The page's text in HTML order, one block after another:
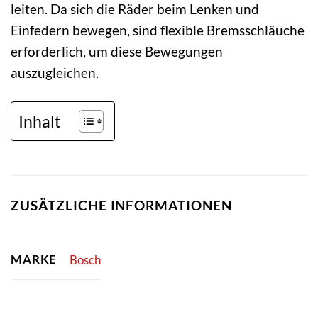
leiten. Da sich die Räder beim Lenken und
Einfedern bewegen, sind flexible Bremsschläuche
erforderlich, um diese Bewegungen
auszugleichen.
Inhalt
ZUSÄTZLICHE INFORMATIONEN
MARKE Bosch